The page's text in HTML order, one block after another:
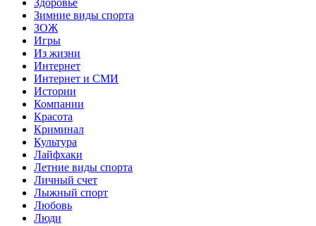
Здоровье
Зимние виды спорта
ЗОЖ
Игры
Из жизни
Интернет
Интернет и СМИ
Истории
Компании
Красота
Криминал
Культура
Лайфхаки
Летние виды спорта
Личный счет
Лыжный спорт
Любовь
Люди